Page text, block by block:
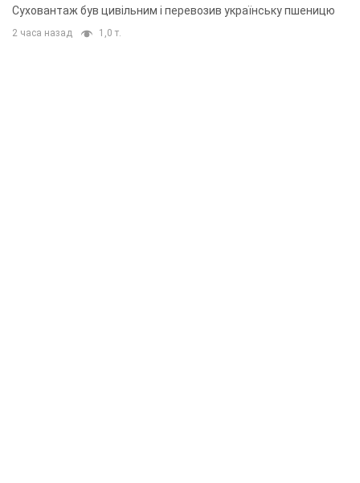
Суховантаж був цивільним і перевозив українську пшеницю
2 часа назад 1,0 т.